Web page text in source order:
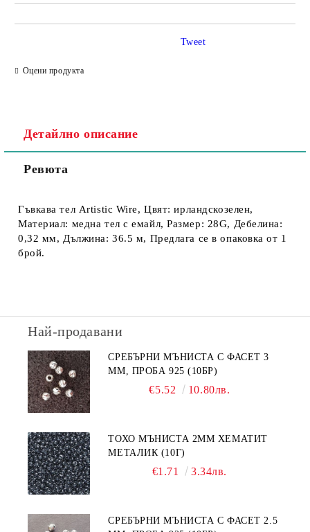
Оцени продукта
Tweet
Детайлно описание
Ревюта
Гъвкава тел Artistic Wire, Цвят: ирландскозелен,
Материал: медна тел с емайл, Размер: 28G, Дебелина:
0,32 мм, Дължина: 36.5 м, Предлага се в опаковка от 1
брой.
Най-продавани
СРЕБЪРНИ МЪНИСТА С ФАСЕТ 3
ММ, ПРОБА 925 (10БР)
€5.52 10.80лв.
ТОХО МЪНИСТА 2ММ ХЕМАТИТ
МЕТАЛИК (10Г)
€1.71 3.34лв.
СРЕБЪРНИ МЪНИСТА С ФАСЕТ 2.5